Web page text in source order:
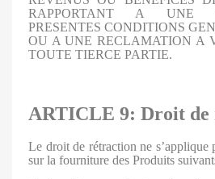
RAPPORTANT A UNE
PRESENTES CONDITIONS
OU A UNE RECLAMATION A
TOUTE TIERCE PARTIE.
ARTICLE 9: Droit
Le droit de rétraction ne s’applique
sur la fourniture des Produits